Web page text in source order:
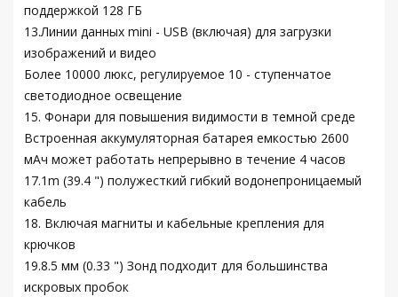
поддержкой 128 ГБ
13.Линии данных mini - USB (включая) для загрузки
изображений и видео
Более 10000 люкс, регулируемое 10 - ступенчатое
светодиодное освещение
15. Фонари для повышения видимости в темной среде
Встроенная аккумуляторная батарея емкостью 2600
мАч может работать непрерывно в течение 4 часов
17.1m (39.4 ") полужесткий гибкий водонепроницаемый
кабель
18. Включая магниты и кабельные крепления для
крючков
19.8.5 мм (0.33 ") Зонд подходит для большинства
искровых пробок